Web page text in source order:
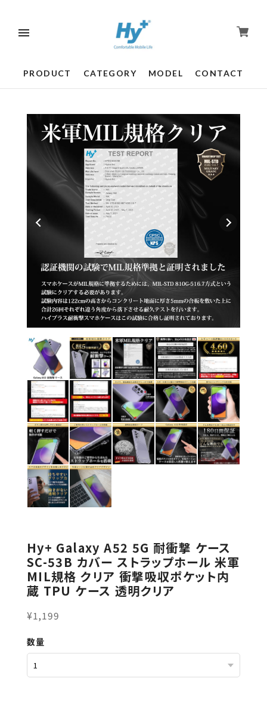
PRODUCT CATEGORY MODEL CONTACT
Hy+ Galaxy A52 5G 耐衝撃 ケース
SC-53B カバー ストラップホール 米軍
MIL規格 クリア 衝撃吸収ポケット内
蔵 TPU ケース 透明クリア
¥1,199
数量